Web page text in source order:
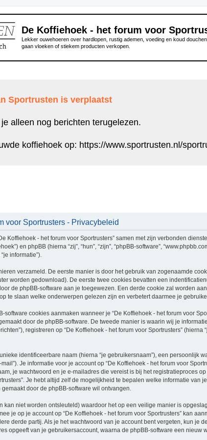
De Koffiehoek - het forum voor
Lekker ouwehoeren over hardlopen, rustig ademen, voeding en koud
gaan vloeken of stiekem producten verkopen.
Sportrusten is verplaatst
alleen nog berichten terugelezen.
koffiehoek op: https://www.sportrusten.nl/
voor Sportrusters - Privacybeleid
Koffiehoek - het forum voor Sportrusters” samen met zijn verbonden
en phpBB (hierna “zij”, “hun”, “zijn”, “phpBB-software”,
informatie”).
verzameld. De eerste manier is door het gebruik van zogenaamde
worden gedownload). De eerste twee cookies bevatten een
de phpBB-software aan je toegewezen. Een derde cookie zal worden
te slaan welke onderwerpen gelezen zijn en verbetert daarmee je
software cookies aanmaken wanneer je “De Koffiehoek - het forum voor
door de phpBB-software. De tweede manier is waarin wij je
registreren op “De Koffiehoek - het forum voor Sportrusters”
identificeerbare naam (hierna “je gebruikersnaam”), een persoonlijk
Je informatie voor je account op “De Koffiehoek - het forum voor
je wachtwoord en je e-mailadres die vereist is bij het registratieproces
Je hebt altijd zelf de mogelijkheid te bepalen welke informatie
door de phpBB-software wil ontvangen.
kan niet worden ontsleuteld) waardoor het op een veilige manier is
je op je account op “De Koffiehoek - het forum voor Sportrusters” kan
derde partij. Als je het wachtwoord van je account bent vergeten, kun je
opgeeft van je gebruikersaccount, waarna de phpBB-software een